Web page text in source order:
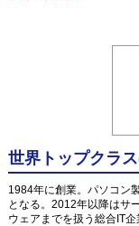
世界トップクラ
1984年に創業。パソコン
となる。2012年以降はサ
ウェアまでを扱う総合IT企